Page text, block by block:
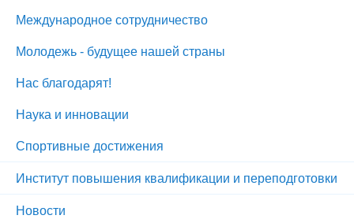
Международное сотрудничество
Молодежь - будущее нашей страны
Нас благодарят!
Наука и инновации
Спортивные достижения
Институт повышения квалификации и переподготовки
Новости